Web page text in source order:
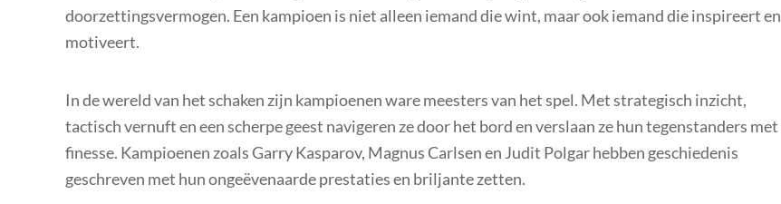
doorzettingsvermogen. Een kampioen is niet alleen iemand die wint, maar ook iemand die inspireert en
motiveert.
In de wereld van het schaken zijn kampioenen ware meesters van het spel. Met strategisch inzicht,
tactisch vernuft en een scherpe geest navigeren ze door het bord en verslaan ze hun tegenstanders met
finesse. Kampioenen zoals Garry Kasparov, Magnus Carlsen en Judit Polgar hebben geschiedenis
geschreven met hun ongeëvenaarde prestaties en briljante zetten.